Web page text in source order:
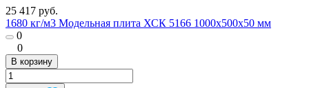
25 417 руб.
1680 кг/м3 Модельная плита ХСК 5166 1000х500х50 мм
0
0
В корзину